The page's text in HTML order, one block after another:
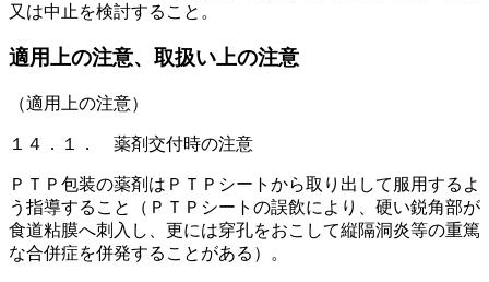
又は中止を検討すること。
適用上の注意、取扱い上の注意
（適用上の注意）
１４．１． 薬剤交付時の注意
ＰＴＰ包装の薬剤はＰＴＰシートから取り出して服用するよ
う指導すること（ＰＴＰシートの誤飲により、硬い鋭角部が
食道粘膜へ刺入し、更には穿孔をおこして縦隔洞炎等の重篤
な合併症を併発することがある）。